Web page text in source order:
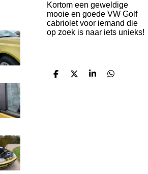
Kortom een geweldige
mooie en goede VW Golf
cabriolet voor iemand die
op zoek is naar iets unieks!
D
D
S
D